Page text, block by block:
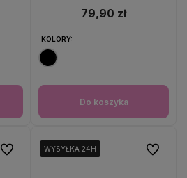
79,90 zł
KOLORY:
Do koszyka
Do ulubionychWYSYŁKA 24H
WYSYŁKA 24H Do